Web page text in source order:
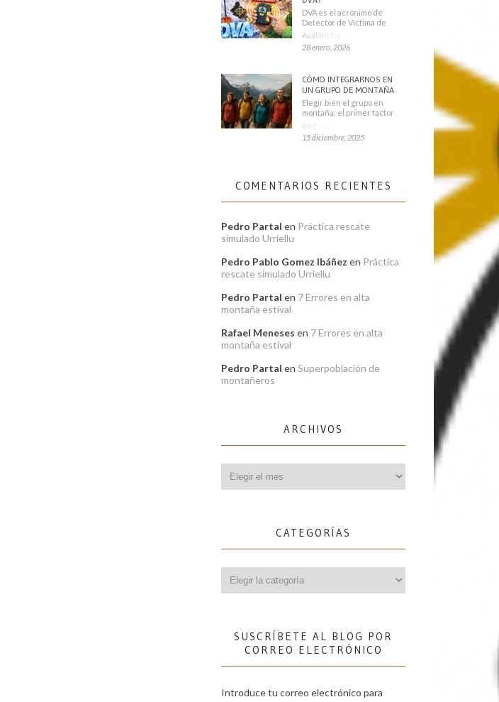
DVA es el acrónimo de
Detector de Víctima de
Avalancha. También se
28 enero, 2026
CÓMO INTEGRARNOS EN
UN GRUPO DE MONTAÑA
Elegir bien el grupo en
montaña: el primer factor
que condiciona tu
15 diciembre, 2025
COMENTARIOS RECIENTES
Pedro Partal en Práctica rescate
simulado Urriellu
Pedro Pablo Gomez Ibáñez en Práctica
rescate simulado Urriellu
Pedro Partal en 7 Errores en alta
montaña estival
Rafael Meneses en 7 Errores en alta
montaña estival
Pedro Partal en Superpoblación de
montañeros
ARCHIVOS
CATEGORÍAS
SUSCRÍBETE AL BLOG POR
CORREO ELECTRÓNICO
Introduce tu correo electrónico para